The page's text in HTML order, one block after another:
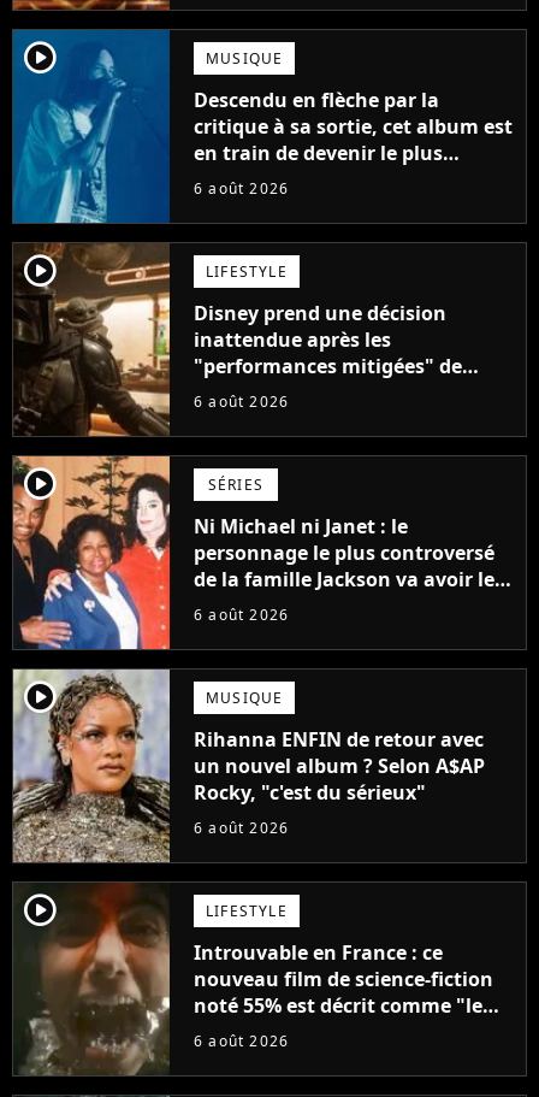
player2 MUSIQUE
Descendu en flèche par la
critique à sa sortie, cet album est
en train de devenir le plus
populaire de son auteur
6 août 2026
player2 LIFESTYLE
Disney prend une décision
inattendue après les
"performances mitigées" de
Vaiana et The Mandalorian &
6 août 2026
player2 SÉRIES
Ni Michael ni Janet : le
personnage le plus controversé
de la famille Jackson va avoir le
droit à sa propre série
6 août 2026
player2 MUSIQUE
Rihanna ENFIN de retour avec
un nouvel album ? Selon A$AP
Rocky, "c'est du sérieux"
6 août 2026
player2 LIFESTYLE
Introuvable en France : ce
nouveau film de science-fiction
noté 55% est décrit comme "le
plus stupide de l'année"
6 août 2026